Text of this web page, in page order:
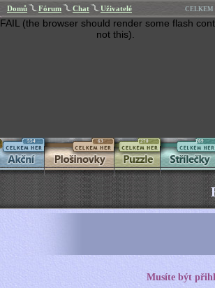
Domů Fórum Chat Uživatelé CELKEM
FAIL (the browser should render some flash
not this).
554 63 270 269
Musíte být